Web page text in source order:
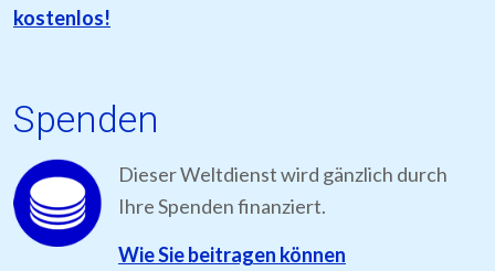
kostenlos!
Spenden
Dieser Weltdienst wird gänzlich durch
Ihre Spenden finanziert.
Wie Sie beitragen können